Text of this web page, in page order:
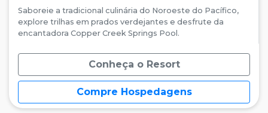
Saboreie a tradicional culinária do Noroeste do Pacífico,
explore trilhas em prados verdejantes e desfrute da
encantadora Copper Creek Springs Pool.
Conheça o Resort
Compre Hospedagens